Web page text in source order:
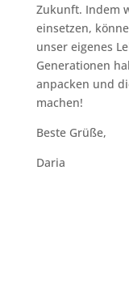
Zukunft. Indem
einsetzen,
unser eigenes
Generationen
anpacken und
machen!
Beste Grüße,
Daria